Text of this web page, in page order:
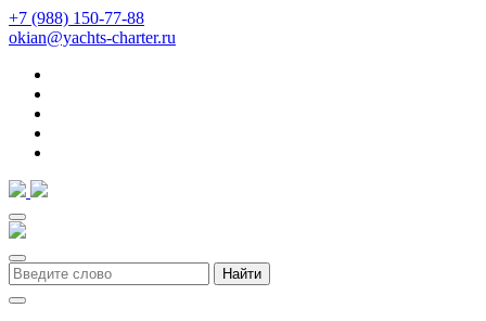
+7 (988) 150-77-88
okian@yachts-charter.ru
Найти